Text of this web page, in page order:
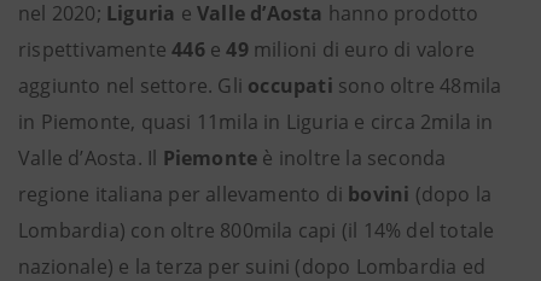
nel 2020; Liguria eValle d’Aosta hanno prodotto
rispettivamente446e49milioni di euro di valore
aggiunto nel settore. Gli occupati sono oltre 48mila
in Piemonte, quasi 11mila in Liguria e circa 2mila in
Valle d’Aosta. Il Piemonte è inoltre la seconda
regione italiana per allevamento di bovini (dopo la
Lombardia) con oltre 800mila capi (il 14% del totale
nazionale) e la terza per suini (dopo Lombardia ed